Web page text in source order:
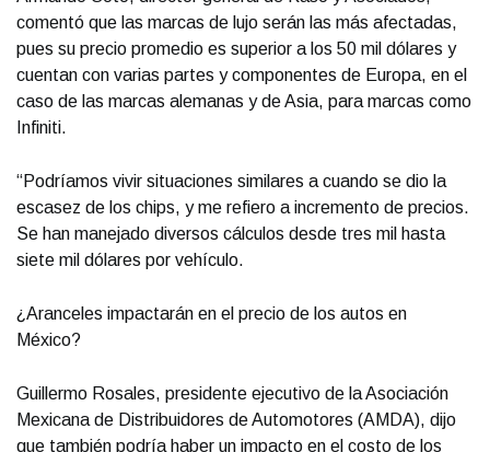
comentó que las marcas de lujo serán las más afectadas,
pues su precio promedio es superior a los 50 mil dólares y
cuentan con varias partes y componentes de Europa, en el
caso de las marcas alemanas y de Asia, para marcas como
Infiniti.
“Podríamos vivir situaciones similares a cuando se dio la
escasez de los chips, y me refiero a incremento de precios.
Se han manejado diversos cálculos desde tres mil hasta
siete mil dólares por vehículo.
¿Aranceles impactarán en el precio de los autos en
México?
Guillermo Rosales, presidente ejecutivo de la Asociación
Mexicana de Distribuidores de Automotores (AMDA), dijo
que también podría haber un impacto en el costo de los